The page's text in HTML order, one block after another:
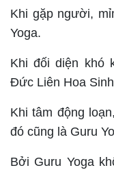
Khi gặp người,
Yoga.
Khi đối diện khó
Đức Liên Hoa
Khi tâm động
đó cũng là Guru
Bởi Guru Yoga